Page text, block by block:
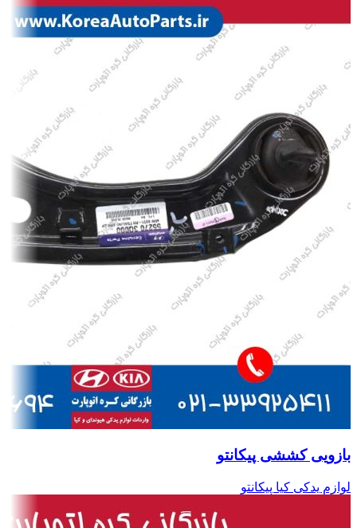
بازویی کششی پیکانتو
لوازم یدکی کیا پیکانتو